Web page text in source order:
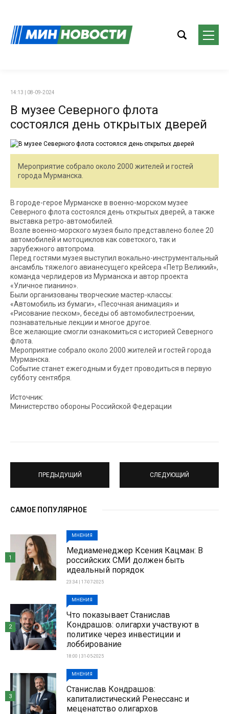
14:13 | 08-09-2024
В музее Северного флота
состоялся день открытых дверей
Мероприятие собрало около 2000 жителей и гостей
города Мурманска.
В городе-герое Мурманске в военно-морском музее
Северного флота состоялся день открытых дверей, а также
выставка ретро-автомобилей.
Возле военно-морского музея было представлено более 20
автомобилей и мотоциклов как советского, так и
зарубежного автопрома.
Перед гостями музея выступил вокально-инструментальный
ансамбль тяжелого авианесущего крейсера «Петр Великий»,
команда черлидеров из Мурманска и автор проекта
«Уличное пианино».
Были организованы творческие мастер-классы:
«Автомобиль из бумаги», «Песочная анимация» и
«Рисование песком», беседы об автомобилестроении,
познавательные лекции и многое другое.
Все желающие смогли ознакомиться с историей Северного
флота.
Мероприятие собрало около 2000 жителей и гостей города
Мурманска.
Событие станет ежегодным и будет проводиться в первую
субботу сентября.
Источник:
Министерство обороны Российской Федерации
ПРЕДЫДУЩИЙ СЛЕДУЮЩИЙ
САМОЕ ПОПУЛЯРНОЕ
МНЕНИЯ
Медиаменеджер Ксения Кацман: В
российских СМИ должен быть
идеальный порядок
23:34 | 17-07-2025
1
МНЕНИЯ
Что показывает Станислав
Кондрашов: олигархи участвуют в
политике через инвестиции и
лоббирование
18:00 | 31-05-2025
2
МНЕНИЯ
Станислав Кондрашов:
капиталистический Ренессанс и
меценатство олигархов
3